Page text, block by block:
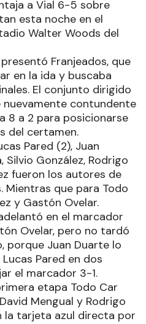
a Vial 6-5 sobre
esta noche en el
Walter Woods del
Franjeados, que
en la ida y buscaba
El conjunto dirigido
contundente
8 a 2 para posicionarse
del certamen.
Pared (2), Juan
Silvio González, Rodrigo
fueron los autores de
Mientras que para Todo
y Gastón Ovelar.
en el marcador
Ovelar, pero no tardó
porque Juan Duarte lo
Pared en dos
el marcador 3-1.
etapa Todo Car
Mengual y Rodrigo
la tarjeta azul directa por